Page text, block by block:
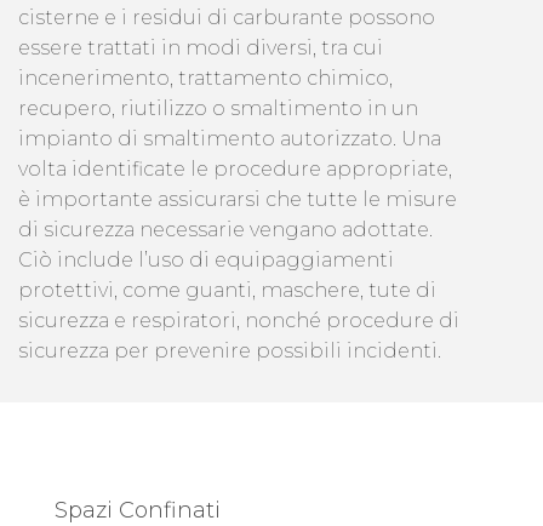
cisterne e i residui di carburante possono
essere trattati in modi diversi, tra cui
incenerimento, trattamento chimico,
recupero, riutilizzo o smaltimento in un
impianto di smaltimento autorizzato. Una
volta identificate le procedure appropriate,
è importante assicurarsi che tutte le misure
di sicurezza necessarie vengano adottate.
Ciò include l’uso di equipaggiamenti
protettivi, come guanti, maschere, tute di
sicurezza e respiratori, nonché procedure di
sicurezza per prevenire possibili incidenti.
Spazi Confinati